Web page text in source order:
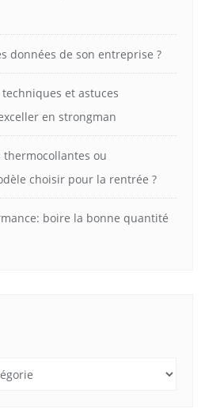
données de son entreprise ?
et astuces
en strongman
ou
choisir pour la rentrée ?
boire la bonne quantité